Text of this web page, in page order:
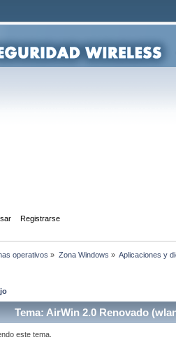
Registrarse
operativos » Zona Windows » Aplicaciones y
Tema: AirWin 2.0 Renovado
este tema.